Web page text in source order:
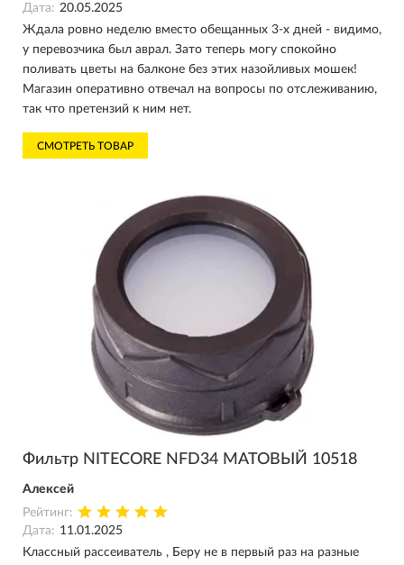
Дата: 20.05.2025
Ждала ровно неделю вместо обещанных 3-х дней - видимо,
у перевозчика был аврал. Зато теперь могу спокойно
поливать цветы на балконе без этих назойливых мошек!
Магазин оперативно отвечал на вопросы по отслеживанию,
так что претензий к ним нет.
СМОТРЕТЬ ТОВАР
Фильтр NITECORE NFD34 МАТОВЫЙ 10518
Алексей
Рейтинг:
Дата: 11.01.2025
Классный рассеиватель , Беру не в первый раз на разные